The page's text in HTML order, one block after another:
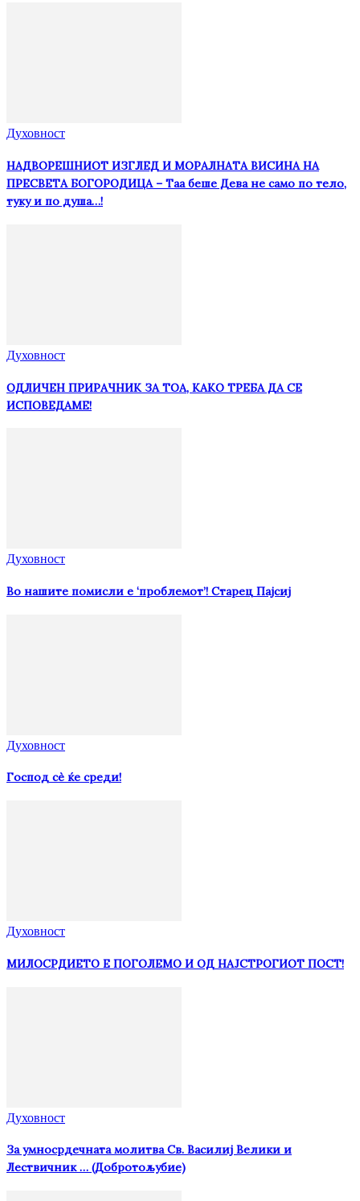
Духовност
НАДВОРЕШНИОТ ИЗГЛЕД И МОРАЛНАТА ВИСИНА HA
ПРЕСВЕТА БОГОРОДИЦА – Таа беше Дева не само по тело,
туку и по душа…!
Духовност
ОДЛИЧЕН ПРИРАЧНИК ЗА ТОА, КАКО ТРЕБА ДА СЕ
ИСПОВЕДАМЕ!
Духовност
Во нашите помисли е ‘проблемот’! Старец Пајсиј
Духовност
Господ сѐ ќе среди!
Духовност
МИЛОСРДИЕТО Е ПОГОЛЕМО И ОД НАЈСТРОГИОТ ПОСТ!
Духовност
За умносрдечната молитва Св. Василиј Велики и
Лествичник … (Добротољубие)